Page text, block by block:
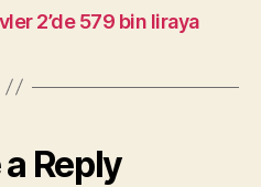
2’de 579 bin liraya
Reply